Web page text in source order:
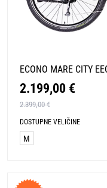
ECONO MARE CITY
2.199,00 €
2.399,00 €
DOSTUPNE VELIČINE
M